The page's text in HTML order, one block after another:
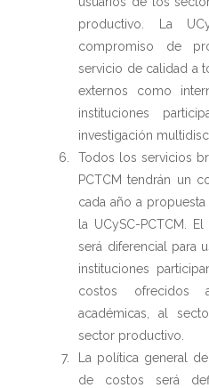
productivo. La
compromiso de
servicio de calidad a
externos como
instituciones
investigación
Todos los servicios
PCTCM tendrán un
cada año a
la UCySC-PCTCM.
será diferencial para
instituciones
costos ofrecidos
académicas, al
sector productivo.
La política general
de costos será